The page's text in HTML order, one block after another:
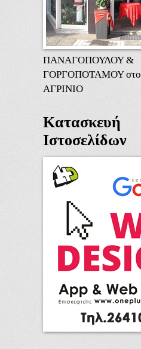
ΠΑΝΑΓΟΠΟΥΛΟΥ &
ΓΟΡΓΟΠΟΤΑΜΟΥ στο
ΑΓΡΙΝΙΟ
Κατασκευή
Ιστοσελίδων